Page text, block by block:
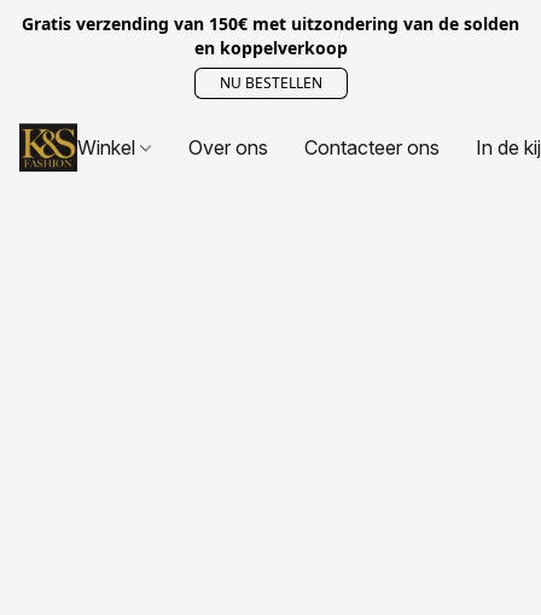
Gratis verzending van 150€ met uitzondering van de solden
en koppelverkoop
NU BESTELLEN
Winkel Over ons Contacteer ons In de